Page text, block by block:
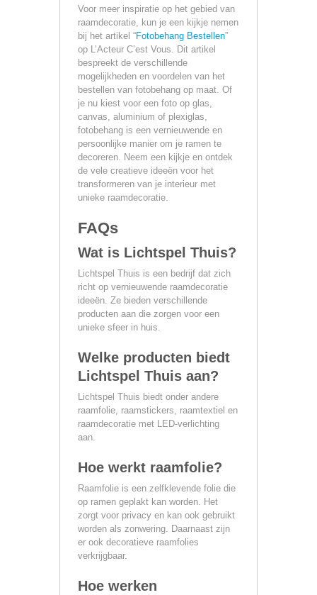
Voor meer inspiratie op het gebied van
raamdecoratie, kun je een kijkje nemen
bij het artikel “Fotobehang Bestellen”
op L’Acteur C’est Vous. Dit artikel
bespreekt de verschillende
mogelijkheden en voordelen van het
bestellen van fotobehang op maat. Of
je nu kiest voor een foto op glas,
canvas, aluminium of plexiglas,
fotobehang is een vernieuwende en
persoonlijke manier om je ramen te
decoreren. Neem een kijkje en ontdek
de vele creatieve ideeën voor het
transformeren van je interieur met
unieke raamdecoratie.
FAQs
Wat is Lichtspel Thuis?
Lichtspel Thuis is een bedrijf dat zich
richt op vernieuwende raamdecoratie
ideeën. Ze bieden verschillende
producten aan die zorgen voor een
unieke sfeer in huis.
Welke producten biedt
Lichtspel Thuis aan?
Lichtspel Thuis biedt onder andere
raamfolie, raamstickers, raamtextiel en
raamdecoratie met LED-verlichting
aan.
Hoe werkt raamfolie?
Raamfolie is een zelfklevende folie die
op ramen geplakt kan worden. Het
zorgt voor privacy en kan ook gebruikt
worden als zonwering. Daarnaast zijn
er ook decoratieve raamfolies
verkrijgbaar.
Hoe werken